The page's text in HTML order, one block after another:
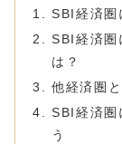
SBI経済圏
SBI経済圏
は？
他経済圏
SBI経済圏
う